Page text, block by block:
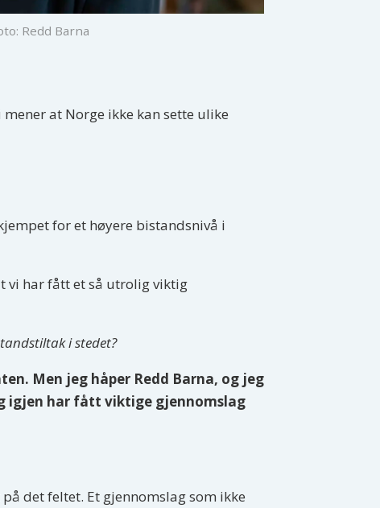
Redd Barna
at Norge ikke kan sette ulike
for et høyere bistandsnivå i
vi har fått et så utrolig viktig
i stedet?
Men jeg håper Redd Barna, og jeg
igjen har fått viktige gjennomslag
det feltet. Et gjennomslag som ikke